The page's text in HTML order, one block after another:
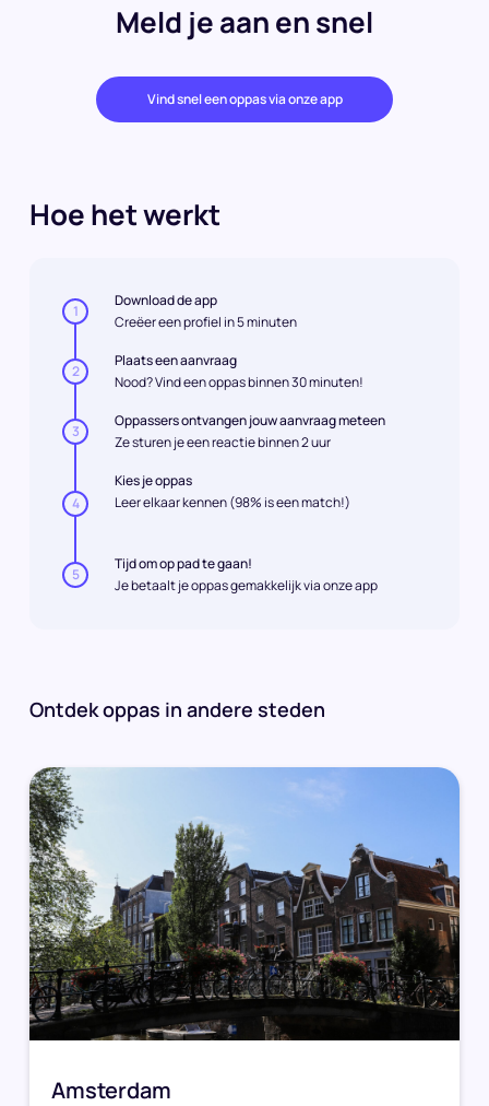
Meld je aan en snel
Vind snel een oppas via onze app
Hoe het werkt
1
Download de app
Creëer een profiel in 5 minuten
2
Plaats een aanvraag
Nood? Vind een oppas binnen 30 minuten!
3
Oppassers ontvangen jouw aanvraag meteen
Ze sturen je een reactie binnen 2 uur
4
Kies je oppas
Leer elkaar kennen (98% is een match!)
5
Tijd om op pad te gaan!
Je betaalt je oppas gemakkelijk via onze app
Ontdek oppas in andere steden
Amsterdam